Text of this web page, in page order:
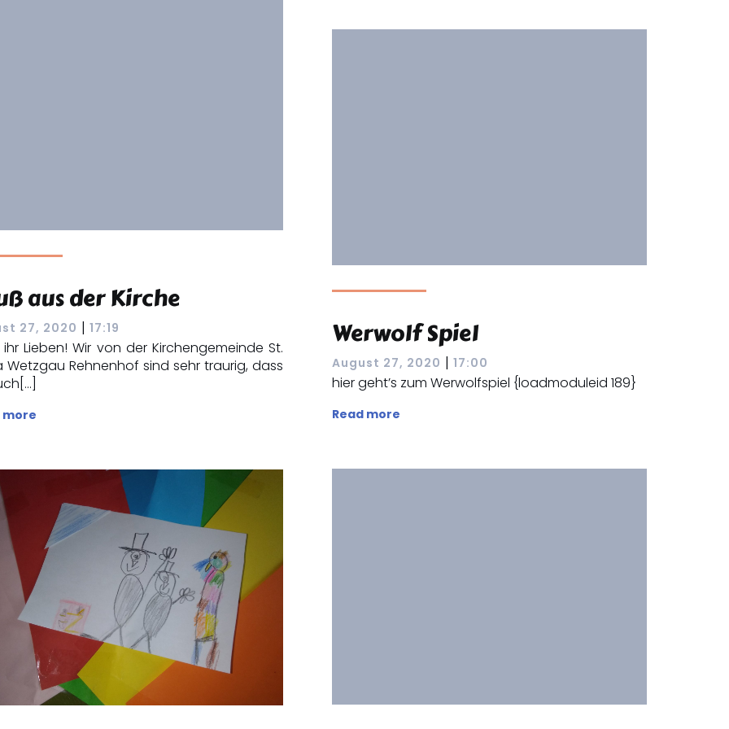
aus der Kirche
27, 2020 | 17:19
ihr Lieben! Wir von der Kirchengemeinde St.
Wetzgau Rehnenhof sind sehr traurig, dass
more
Werwolf Spiel
August 27, 2020 | 17:00
hier geht’s zum Werwolfspiel {loadmoduleid 189}
Read more